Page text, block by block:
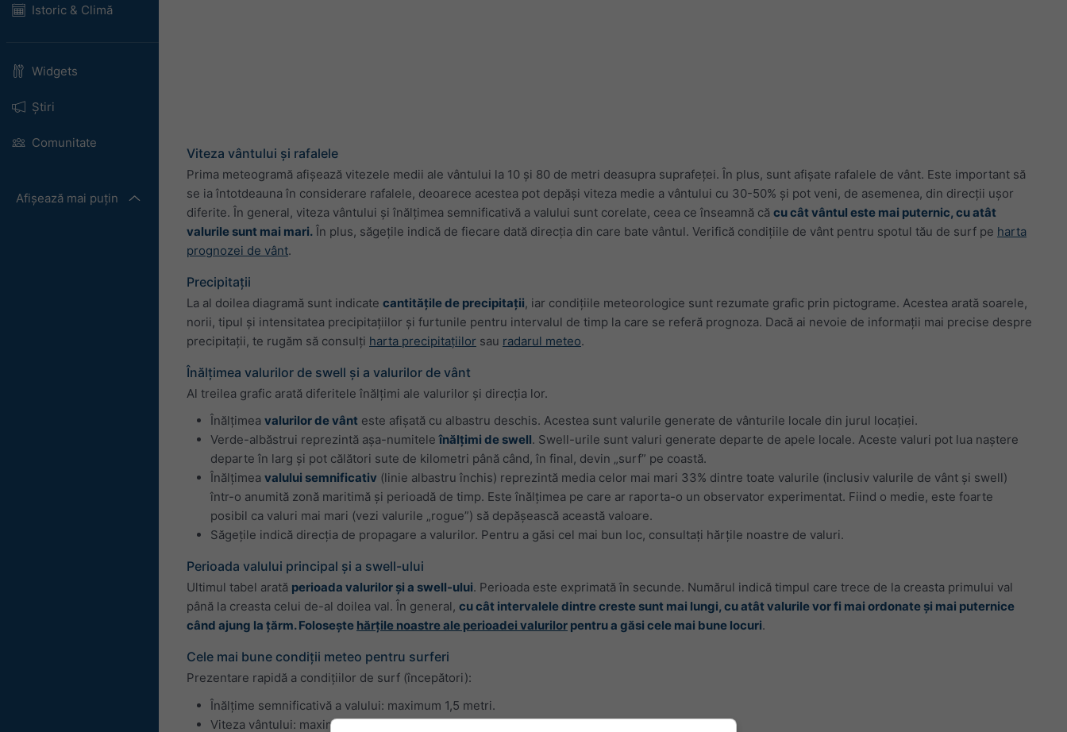
Istoric & Climă
Widgets
Știri
Comunitate
Afișează mai puțin
Viteza vântului și rafalele
Prima meteogramă afișează vitezele medii ale vântului la 10 și 80 de metri deasupra suprafeței. În plus, sunt afișate rafalele de vânt. Este important să
se ia întotdeauna în considerare rafalele, deoarece acestea pot depăși viteza medie a vântului cu 30-50% și pot veni, de asemenea, din direcții ușor
diferite. În general, viteza vântului și înălțimea semnificativă a valului sunt corelate, ceea ce înseamnă că cu cât vântul este mai puternic, cu atât
valurile sunt mai mari. În plus, săgețile indică de fiecare dată direcția din care bate vântul. Verifică condițiile de vânt pentru spotul tău de surf pe harta
prognozei de vânt.
Precipitații
La al doilea diagramă sunt indicate cantitățile de precipitații, iar condițiile meteorologice sunt rezumate grafic prin pictograme. Acestea arată soarele,
norii, tipul și intensitatea precipitațiilor și furtunile pentru intervalul de timp la care se referă prognoza. Dacă ai nevoie de informații mai precise despre
precipitații, te rugăm să consulți harta precipitațiilor sau radarul meteo.
Înălțimea valurilor de swell și a valurilor de vânt
Al treilea grafic arată diferitele înălțimi ale valurilor și direcția lor.
Înălțimea valurilor de vânt este afișată cu albastru deschis. Acestea sunt valurile generate de vânturile locale din jurul locației.
Verde-albăstrui reprezintă așa-numiteleînălțimi de swell. Swell-urile sunt valuri generate departe de apele locale. Aceste valuri pot lua naștere
departe în larg și pot călători sute de kilometri până când, în final, devin „surf” pe coastă.
Înălțimea valului semnificativ (linie albastru închis) reprezintă media celor mai mari 33% dintre toate valurile (inclusiv valurile de vânt și swell)
într-o anumită zonă maritimă și perioadă de timp. Este înălțimea pe care ar raporta-o un observator experimentat. Fiind o medie, este foarte
posibil ca valuri mai mari (vezi valurile „rogue”) să depășească această valoare.
Săgețile indică direcția de propagare a valurilor. Pentru a găsi cel mai bun loc, consultați hărțile noastre de valuri.
Perioada valului principal și a swell-ului
Ultimul tabel arată perioada valurilor și a swell-ului. Perioada este exprimată în secunde. Numărul indică timpul care trece de la creasta primului val
până la creasta celui de-al doilea val. În general, cu cât intervalele dintre creste sunt mai lungi, cu atât valurile vor fi mai ordonate și mai puternice
când ajung la țărm. Folosește hărțile noastre ale perioadei valurilor pentru a găsi cele mai bune locuri.
Cele mai bune condiții meteo pentru surferi
Prezentare rapidă a condițiilor de surf (începători):
Înălțime semnificativă a valului: maximum 1,5 metri.
Viteza vântului: maximum 40 km/h.